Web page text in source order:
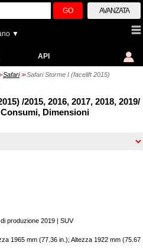
GO AVANZATA
▼
API
Safari >> Safari Storme I (facelift 2015)
/2015, 2016, 2017, 2018, 2019/
Dimensioni
produzione 2019 | SUV
1965 mm (77.36 in.); Altezza 1922 mm (75.67